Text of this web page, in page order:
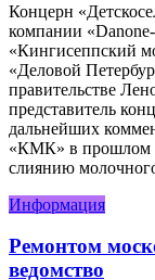
Концерн
компании
«Кингисеппский
«Деловой
правительстве
представитель
дальнейших
«КМК» в прошлом
слиянию
Информация
Ремонтом
ведомство